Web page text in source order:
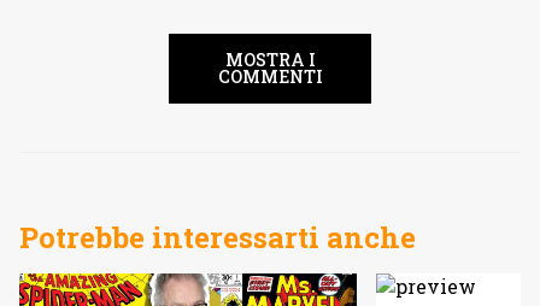
MOSTRA I
COMMENTI
Potrebbe interessarti anche